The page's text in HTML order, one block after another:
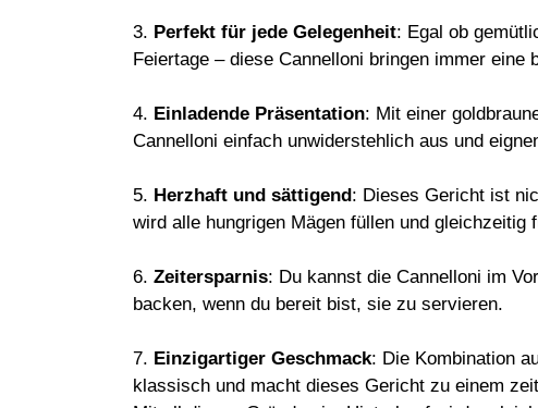
3. Perfekt für jede Gelegenheit: Egal ob
Feiertage – diese Cannelloni bringen immer eine
4. Einladende Präsentation: Mit einer
Cannelloni einfach unwiderstehlich aus und
5. Herzhaft und sättigend: Dieses Gericht ist
wird alle hungrigen Mägen füllen und gleichzeitig
6. Zeitersparnis: Du kannst die Cannelloni im
backen, wenn du bereit bist, sie zu servieren.
7. Einzigartiger Geschmack: Die Kombination
klassisch und macht dieses Gericht zu einem